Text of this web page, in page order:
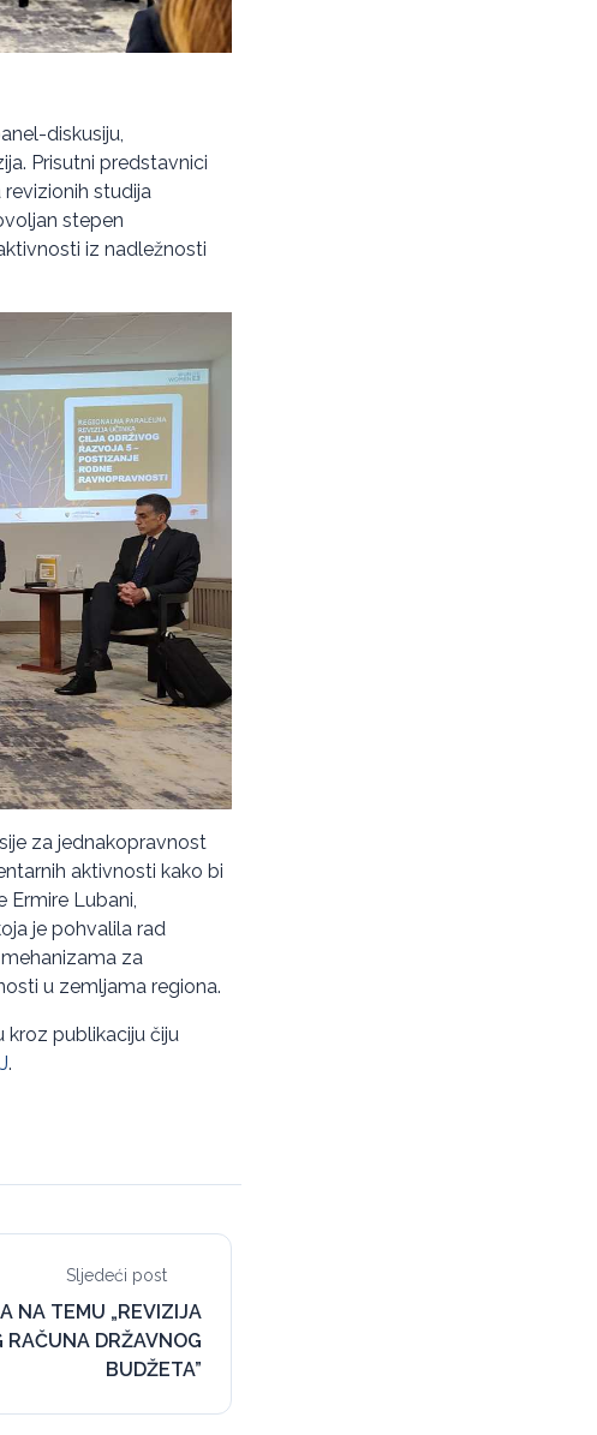
diskusiju,
Prisutni predstavnici
studija
stepen
iz nadležnosti
za jednakopravnost
aktivnosti kako bi
Ermire Lubani,
je pohvalila rad
za
u zemljama regiona.
kroz publikaciju čiju
.
Sljedeći post
NA TEMU „REVIZIJA
RAČUNA DRŽAVNOG
BUDŽETA”